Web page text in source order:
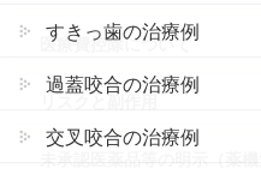
医療費控除について
リスクと副作用
すきっ歯の治療例
過蓋咬合の治療例
交叉咬合の治療例